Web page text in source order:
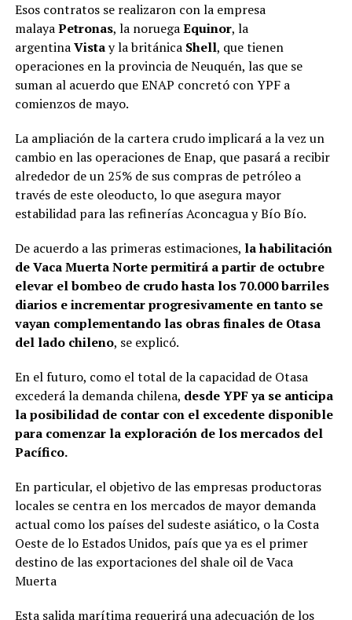
Esos contratos se realizaron con la empresa
malayaPetronas, la noruegaEquinor, la
argentinaVistay la británica Shell, que tienen
operaciones en la provincia de Neuquén, las que se
suman al acuerdo que ENAP concretó con YPF a
comienzos de mayo.
La ampliación de la cartera crudo implicará a la vez un
cambio en las operaciones de Enap, que pasará a recibir
alrededor de un 25% de sus compras de petróleo a
través de este oleoducto, lo que asegura mayor
estabilidad para las refinerías Aconcagua y Bío Bío.
De acuerdo a las primeras estimaciones, la habilitación
de Vaca Muerta Norte permitirá a partir de octubre
elevar el bombeo de crudo hasta los 70.000 barriles
diarios e incrementar progresivamente en tanto se
vayan complementando las obras finales de Otasa
del lado chileno, se explicó.
En el futuro, como el total de la capacidad de Otasa
excederá la demanda chilena, desde YPF ya se anticipa
la posibilidad de contar con el excedente disponible
para comenzar la exploración de los mercados del
Pacífico.
En particular, el objetivo de las empresas productoras
locales se centra en los mercados de mayor demanda
actual como los países del sudeste asiático, o la Costa
Oeste de lo Estados Unidos, país que ya es el primer
destino de las exportaciones del shale oil de Vaca
Muerta
Esta salida marítima requerirá una adecuación de los